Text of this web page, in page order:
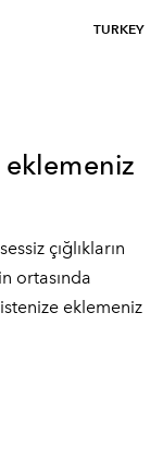
TURKEY
çığlıkların
ortasında
eklemeniz